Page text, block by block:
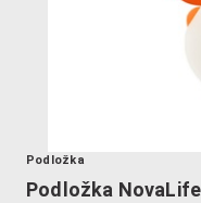
Podložka
Podložka NovaLife